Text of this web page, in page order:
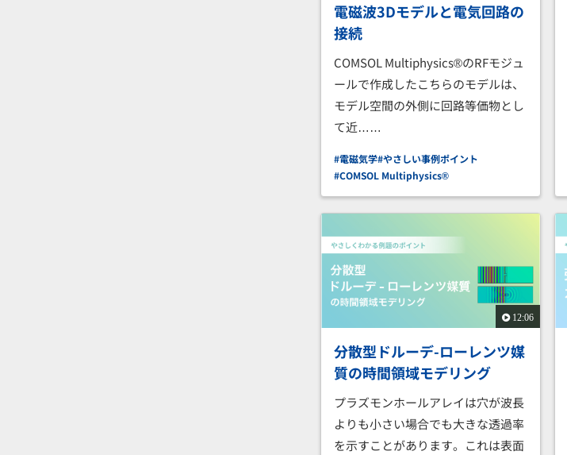
電磁波3Dモデルと電気回路の
接続
COMSOL Multiphysics®のRFモジュ
ールで作成したこちらのモデルは、
モデル空間の外側に回路等価物とし
て近……
#電磁気学#やさしい事例ポイント
#COMSOL Multiphysics®
12:06
分散型ドルーデ-ローレンツ媒
質の時間領域モデリング
プラズモンホールアレイは穴が波長
よりも小さい場合でも大きな透過率
を示すことがあります。これは表面